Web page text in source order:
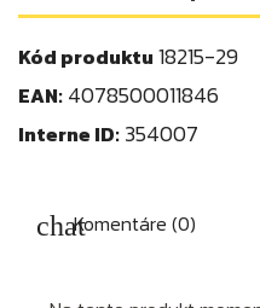
Kód produktu 18215-29
EAN: 4078500011846
Interne ID: 354007
Komentáre (0)